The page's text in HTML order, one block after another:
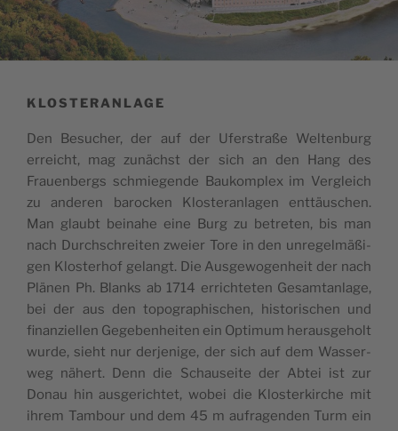
KLOSTERANLAGE
Den Besu­cher, der auf der Ufers­traße Wel­ten­burg
erreicht, mag zunächst der sich an den Hang des
Frauen­bergs schmie­gende Bau­kom­plex im Ver­gleich
zu ande­ren baro­cken Klos­te­ran­la­gen enttäu­schen.
Man glaubt bei­nahe eine Burg zu betre­ten, bis man
nach Durch­schrei­ten zweier Tore in den unre­gelmäßi­
gen Klos­te­rhof gelangt. Die Aus­ge­wo­gen­heit der nach
Plä­nen Ph. Blanks ab 1714 errich­te­ten Gesam­tan­lage,
bei der aus den topo­gra­phi­schen, his­to­ri­schen und
finan­ziel­len Gege­ben­hei­ten ein Opti­mum heraus­ge­holt
wurde, sieht nur der­je­nige, der sich auf dem Was­ser­
weg nähert. Denn die Schau­seite der Abtei ist zur
Donau hin aus­ge­rich­tet, wobei die Klos­ter­kirche mit
ihrem Tam­bour und dem 45 m aufra­gen­den Turm ein